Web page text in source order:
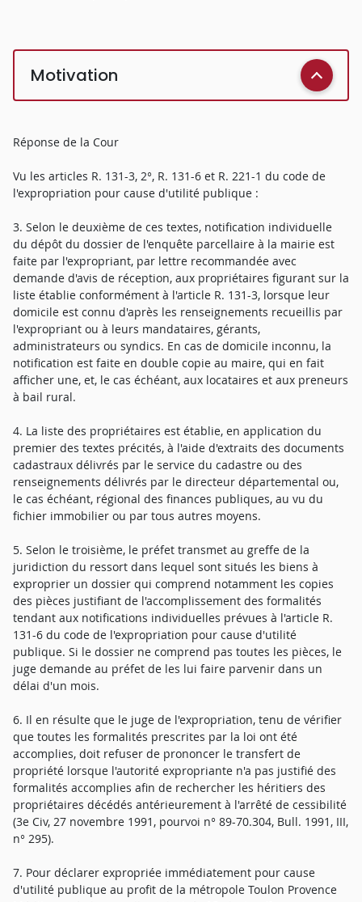
Motivation
Réponse de la Cour
Vu les articles R. 131-3, 2°, R. 131-6 et R. 221-1 du code de
l'expropriation pour cause d'utilité publique :
3. Selon le deuxième de ces textes, notification individuelle
du dépôt du dossier de l'enquête parcellaire à la mairie est
faite par l'expropriant, par lettre recommandée avec
demande d'avis de réception, aux propriétaires figurant sur la
liste établie conformément à l'article R. 131-3, lorsque leur
domicile est connu d'après les renseignements recueillis par
l'expropriant ou à leurs mandataires, gérants,
administrateurs ou syndics. En cas de domicile inconnu, la
notification est faite en double copie au maire, qui en fait
afficher une, et, le cas échéant, aux locataires et aux preneurs
à bail rural.
4. La liste des propriétaires est établie, en application du
premier des textes précités, à l'aide d'extraits des documents
cadastraux délivrés par le service du cadastre ou des
renseignements délivrés par le directeur départemental ou,
le cas échéant, régional des finances publiques, au vu du
fichier immobilier ou par tous autres moyens.
5. Selon le troisième, le préfet transmet au greffe de la
juridiction du ressort dans lequel sont situés les biens à
exproprier un dossier qui comprend notamment les copies
des pièces justifiant de l'accomplissement des formalités
tendant aux notifications individuelles prévues à l'article R.
131-6 du code de l'expropriation pour cause d'utilité
publique. Si le dossier ne comprend pas toutes les pièces, le
juge demande au préfet de les lui faire parvenir dans un
délai d'un mois.
6. Il en résulte que le juge de l'expropriation, tenu de vérifier
que toutes les formalités prescrites par la loi ont été
accomplies, doit refuser de prononcer le transfert de
propriété lorsque l'autorité expropriante n'a pas justifié des
formalités accomplies afin de rechercher les héritiers des
propriétaires décédés antérieurement à l'arrêté de cessibilité
(3e Civ, 27 novembre 1991, pourvoi n° 89-70.304, Bull. 1991, III,
n° 295).
7. Pour déclarer expropriée immédiatement pour cause
d'utilité publique au profit de la métropole Toulon Provence